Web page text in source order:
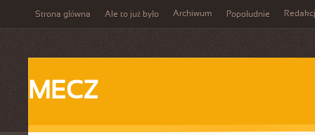
Strona główna Ale to już było Archiwum Popołudnie
MECZ